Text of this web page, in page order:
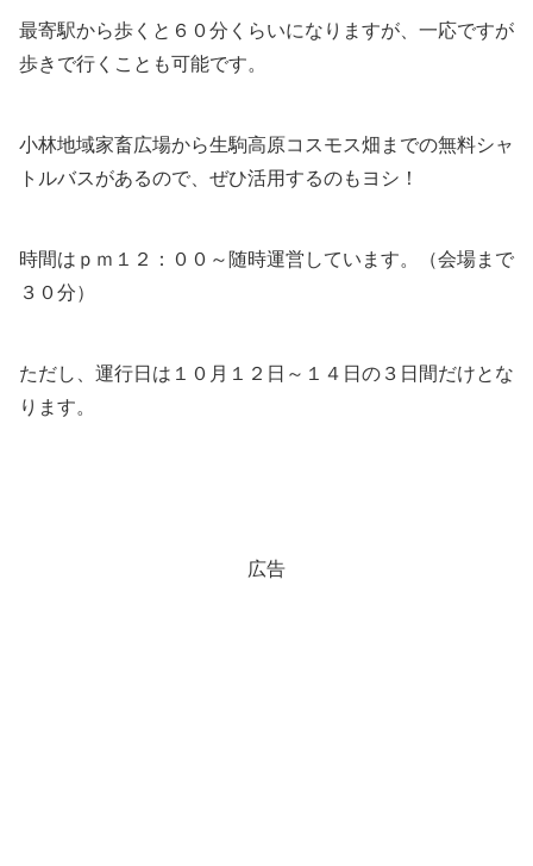
最寄駅から歩くと６０分くらいになりますが、一応ですが
歩きで行くことも可能です。
小林地域家畜広場から生駒高原コスモス畑までの無料シャ
トルバスがあるので、ぜひ活用するのもヨシ！
時間はｐｍ１２：００～随時運営しています。（会場まで
３０分）
ただし、運行日は１０月１２日～１４日の３日間だけとな
ります。
広告